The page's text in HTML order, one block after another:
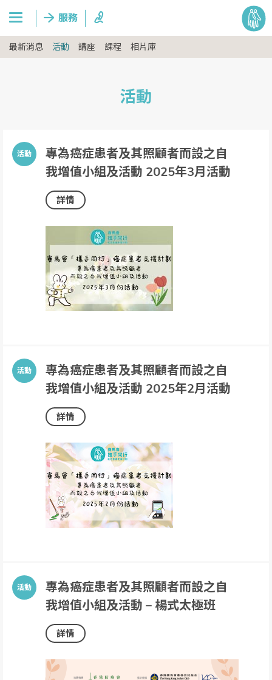
最新消息 活動 講座 課程 相片庫
活動
專為癌症患者及其照顧者而設之自
我增值小組及活動 2025年3月活動
詳情
專為癌症患者及其照顧者而設之自
我增值小組及活動 2025年2月活動
詳情
專為癌症患者及其照顧者而設之自
我增值小組及活動 – 楊式太極班
詳情